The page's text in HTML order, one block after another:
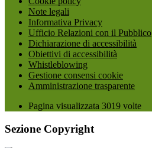
Note legali
Informativa Privacy
Ufficio Relazioni con il Pubblico
Dichiarazione di accessibilità
Obiettivi di accessibilità
Whistleblowing
Gestione consensi cookie
Amministrazione trasparente
Pagina visualizzata 3019 volte
Sezione Copyright